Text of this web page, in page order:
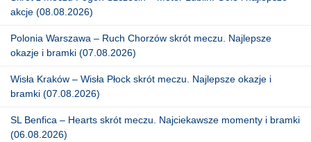
akcje (08.08.2026)
Polonia Warszawa – Ruch Chorzów skrót meczu. Najlepsze
okazje i bramki (07.08.2026)
Wisła Kraków – Wisła Płock skrót meczu. Najlepsze okazje i
bramki (07.08.2026)
SL Benfica – Hearts skrót meczu. Najciekawsze momenty i bramki
(06.08.2026)